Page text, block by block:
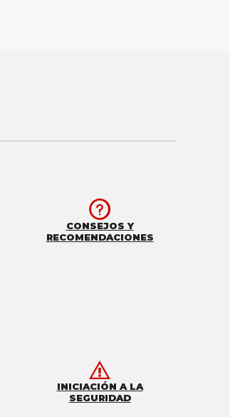
CONSEJOS Y
RECOMENDACIONES
INICIACIÓN A LA
SEGURIDAD